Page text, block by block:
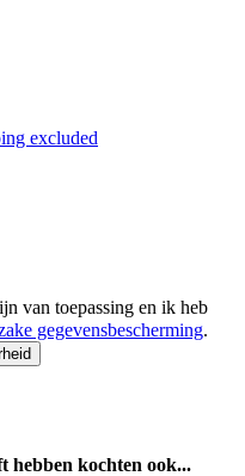
excluded
van toepassing en ik heb
gegevensbescherming.
hebben kochten ook...